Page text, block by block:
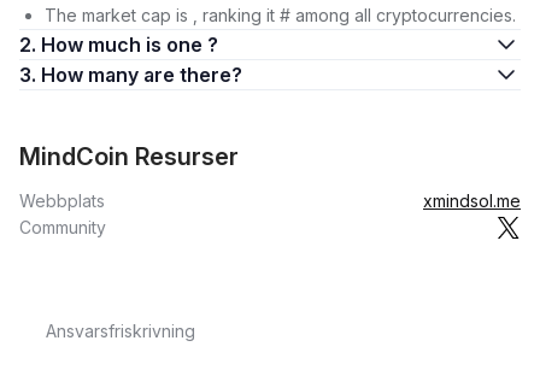
The market cap is , ranking it # among all cryptocurrencies.
2. How much is one ?
3. How many are there?
MindCoin Resurser
Webbplats
xmindsol.me
Community
Ansvarsfriskrivning